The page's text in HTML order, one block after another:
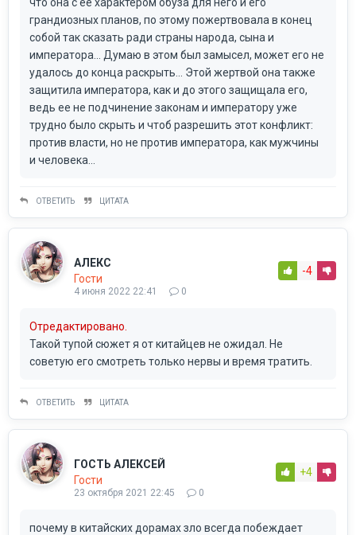
грандиозных планов, по этому пожертвовала в конец
собой так сказать ради страны народа, сына и
императора... Думаю в этом был замысел, может его не
удалось до конца раскрыть... Этой жертвой она также
защитила императора, как и до этого защищала его,
ведь ее не подчинение законам и императору уже
трудно было скрыть и чтоб разрешить этот конфликт:
против власти, но не против императора, как мужчины
и человека...
ОТВЕТИТЬ ЦИТАТА
АЛЕКС
Гости
4 июня 2022 22:41 0
-4
Отредактировано.
Такой тупой сюжет я от китайцев не ожидал. Не
советую его смотреть только нервы и время тратить.
ОТВЕТИТЬ ЦИТАТА
ГОСТЬ АЛЕКСЕЙ
Гости
23 октября 2021 22:45 0
+4
почему в китайских дорамах зло всегда побеждает